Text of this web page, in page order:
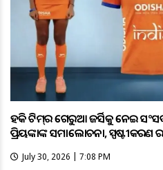
ହକି ଟିମ୍‌ର ଗେରୁଆ ଜର୍ସିକୁ ନେଇ
ପ୍ରିୟଙ୍କାଙ୍କ ସମାଲୋଚନା, ସ୍ପଷ୍ଟୀକରଣ
July 30, 2026 | 7:08 PM